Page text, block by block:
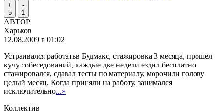
+
5
-
1
АВТОР
Харьков
12.08.2009 в 01:02
Устраивался работатьв Будмакс, стажировка 3 месяца, прошел
кучу собеседований, каждые две недели ездил бесплатно
стажировался, сдавал тесты по материалу, морочили голову
целый месяц. Когда приняли на работу, занимался
исключительно...»
Коллектив